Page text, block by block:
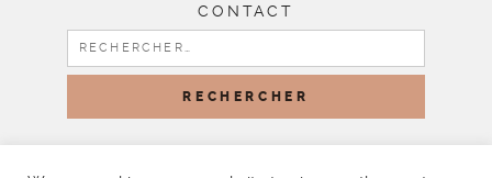
CONTACT
RECHERCHER :